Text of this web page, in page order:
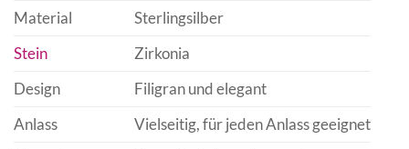
Material
Sterlingsilber
Stein
Zirkonia
Design
Filigran und elegant
Anlass
Vielseitig, für jeden Anlass geeignet